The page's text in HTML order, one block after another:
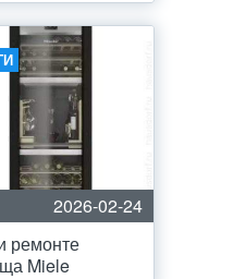
2026-02-24
ремонте
Miele